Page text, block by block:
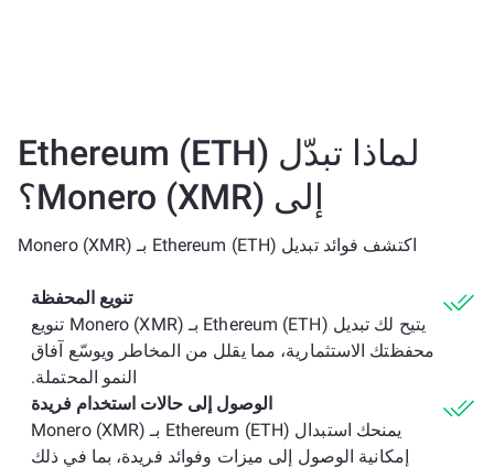
لماذا تبدّل Ethereum (ETH)
إلى Monero (XMR)؟
اكتشف فوائد تبديل Ethereum (ETH) بـ Monero (XMR)
تنويع المحفظة
يتيح لك تبديل Ethereum (ETH) بـ Monero (XMR) تنويع
محفظتك الاستثمارية، مما يقلل من المخاطر ويوسّع آفاق
النمو المحتملة.
الوصول إلى حالات استخدام فريدة
يمنحك استبدال Ethereum (ETH) بـ Monero (XMR)
إمكانية الوصول إلى ميزات وفوائد فريدة، بما في ذلك